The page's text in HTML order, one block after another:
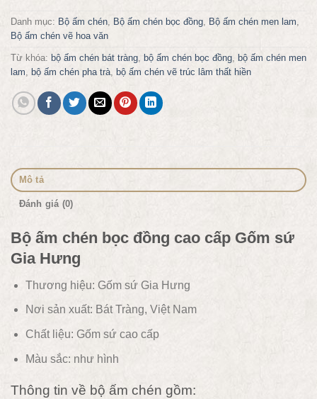
Danh mục: Bộ ấm chén Bộ ấm chén bọc đồng Bộ ấm chén men lam
Bộ ấm chén vẽ hoa văn
Từ khóa: bộ ấm chén bát tràng bộ ấm chén bọc đồng bộ ấm chén men
lam bộ ấm chén pha trà bộ ấm chén vẽ trúc lâm thất hiền
Mô tả
Đánh giá (0)
Bộ ấm chén bọc đồng cao cấp Gốm sứ
Gia Hưng
Thương hiệu: Gốm sứ Gia Hưng
Nơi sản xuất: Bát Tràng, Việt Nam
Chất liệu: Gốm sứcao cấp
Màu sắc: như hình
Thông tin về bộ ấm chén gồm: